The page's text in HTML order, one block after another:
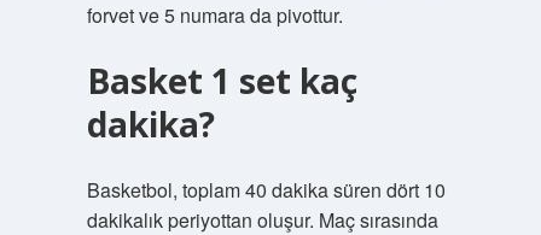
forvet ve 5 numara da pivottur.
Basket 1 set kaç
dakika?
Basketbol, ​​toplam 40 dakika süren dört 10
dakikalık periyottan oluşur. Maç sırasında